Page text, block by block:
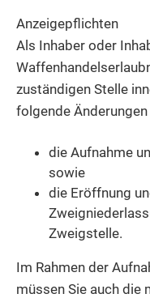
Anzeigepflichten
Als Inhaber oder
zuständigen Stelle
folgende Änderungen
die Aufnahme
sowie
die Eröffnung
Zweigstelle.
Im Rahmen der
müssen Sie auch die